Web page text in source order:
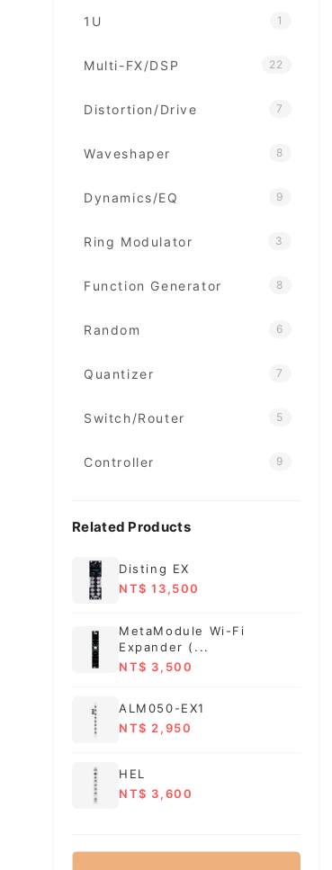
1U 1
Multi-FX/DSP 22
Distortion/Drive 7
Waveshaper 8
Dynamics/EQ 9
Ring Modulator 3
Function Generator 8
Random 6
Quantizer 7
Switch/Router 5
Controller 9
Related Products
Disting EX
NT$ 13,500
MetaModule Wi-Fi
Expander (...
NT$ 3,500
ALM050-EX1
NT$ 2,950
HEL
NT$ 3,600